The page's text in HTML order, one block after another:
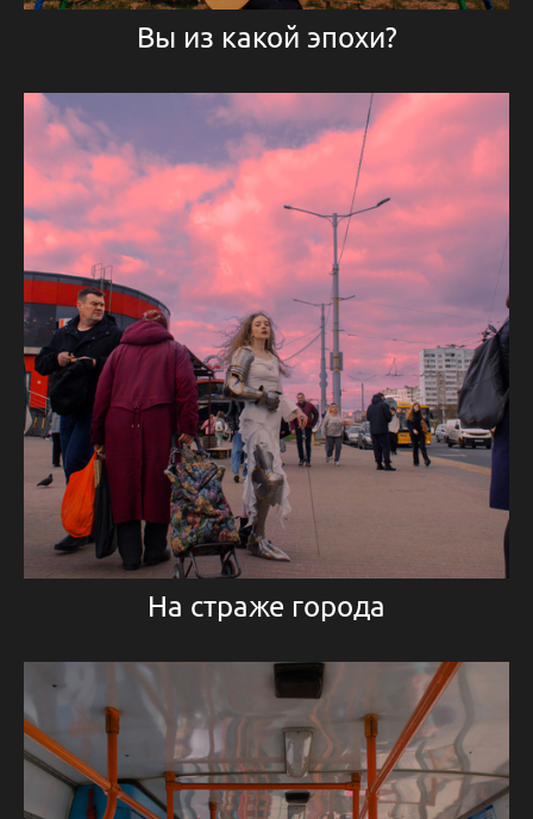
Вы из какой эпохи?
На страже города